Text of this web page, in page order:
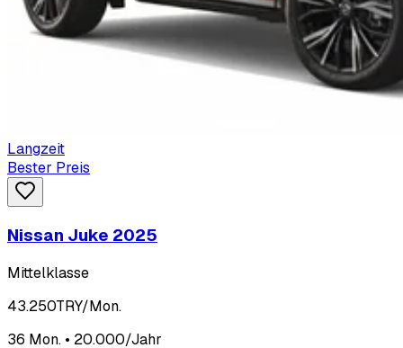
Langzeit
Bester Preis
Nissan Juke 2025
Mittelklasse
43.250TRY/Mon.
36 Mon. • 20.000/Jahr